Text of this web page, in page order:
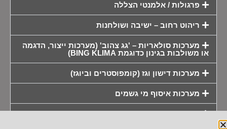
פרגולות / אלמנטי הצללה
ריהוט רחוב – ישיבה ושולחנות
מערכות סולאריות – 'גג צהוב' (מערכות ייצור, הדגמה
או משולבות בגינון כדוגמת BING KLIMA)
מערכות דישון וגז (קומפוסטרים וביוגז)
מערכות איסוף מי גשמים
בקרים ותצוגות